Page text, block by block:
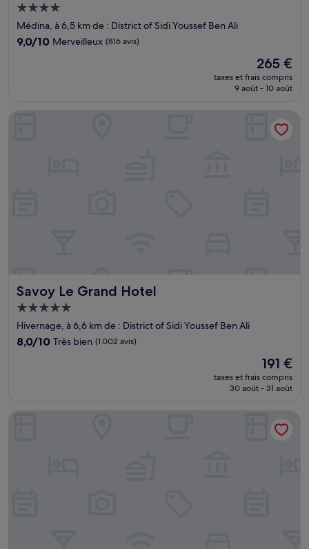
Hébergement
4.0 étoiles
Médina, à 6,5 km de : District of Sidi Youssef Ben Ali
9.0
9,0/10 Merveilleux (816 avis)
Le
nouveau
prix
265 €
265 €
taxes et frais compris
9 août - 10 août
Savoy Le Grand Hotel
Savoy Le Grand Hotel
Hébergement
5.0 étoiles
Hivernage, à 6,6 km de : District of Sidi Youssef Ben Ali
8.0
8,0/10 Très bien (1 002 avis)
Le
nouveau
prix
de
191 €
191 €
taxes et frais compris
30 août - 31 août
Savoy Le Grand Hotel